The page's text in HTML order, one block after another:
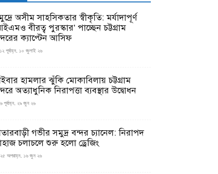
অসীম সাহসিকতার স্বীকৃতি: মর্যাদাপূর্ণ
বীরত্ব পুরস্কার’ পাচ্ছেন চট্টগ্রাম
ক্যাপ্টেন আসিফ
পূর্বাহ্ন, ১০ জুলাই ২৬
হামলার ঝুঁকি মোকাবিলায় চট্টগ্রাম
অত্যাধুনিক নিরাপত্তা ব্যবস্থার উদ্বোধন
পূর্বাহ্ন, ২৯ জুন ২৬
গভীর সমুদ্র বন্দর চ্যানেল: নিরাপদ
চলাচলে শুরু হলো ড্রেজিং
অপরাহ্ন, ১৬ জুন ২৬